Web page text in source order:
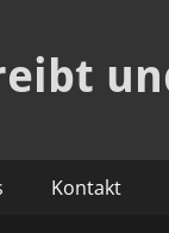
Kontakt